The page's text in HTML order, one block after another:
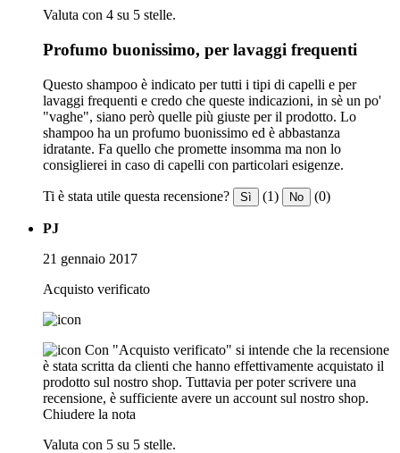
Valuta con 4 su 5 stelle.
Profumo buonissimo, per lavaggi frequenti
Questo shampoo è indicato per tutti i tipi di capelli e per
lavaggi frequenti e credo che queste indicazioni, in sè un po'
"vaghe", siano però quelle più giuste per il prodotto. Lo
shampoo ha un profumo buonissimo ed è abbastanza
idratante. Fa quello che promette insomma ma non lo
consiglierei in caso di capelli con particolari esigenze.
Ti è stata utile questa recensione? Sì (1) No (0)
PJ
21 gennaio 2017
Acquisto verificato
Con "Acquisto verificato" si intende che la recensione
è stata scritta da clienti che hanno effettivamente acquistato il
prodotto sul nostro shop. Tuttavia per poter scrivere una
recensione, è sufficiente avere un account sul nostro shop.
Chiudere la nota
Valuta con 5 su 5 stelle.